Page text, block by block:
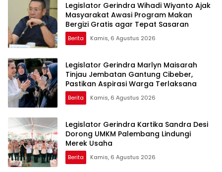
Legislator Gerindra Wihadi Wiyanto Ajak
Masyarakat Awasi Program Makan
Bergizi Gratis agar Tepat Sasaran
Berita Kamis, 6 Agustus 2026
Legislator Gerindra Marlyn Maisarah
Tinjau Jembatan Gantung Cibeber,
Pastikan Aspirasi Warga Terlaksana
Berita Kamis, 6 Agustus 2026
Legislator Gerindra Kartika Sandra Desi
Dorong UMKM Palembang Lindungi
Merek Usaha
Berita Kamis, 6 Agustus 2026